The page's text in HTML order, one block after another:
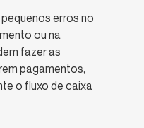
pequenos erros no
ou na
fazer as
pagamentos,
o fluxo de caixa